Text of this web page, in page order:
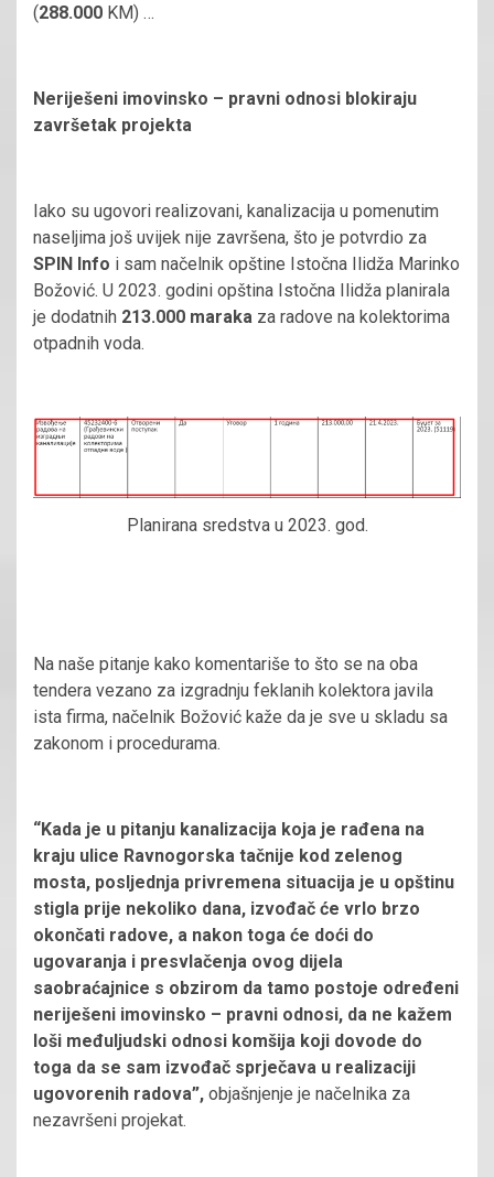
(288.000 KM) …
Neriješeni imovinsko – pravni odnosi blokiraju
završetak projekta
Iako su ugovori realizovani, kanalizacija u pomenutim
naseljima još uvijek nije završena, što je potvrdio za
SPIN Info i sam načelnik opštine Istočna Ilidža Marinko
Božović. U 2023. godini opština Istočna Ilidža planirala
je dodatnih 213.000 maraka za radove na kolektorima
otpadnih voda.
Planirana sredstva u 2023. god.
Na naše pitanje kako komentariše to što se na oba
tendera vezano za izgradnju feklanih kolektora javila
ista firma, načelnik Božović kaže da je sve u skladu sa
zakonom i procedurama.
“Kada je u pitanju kanalizacija koja je rađena na
kraju ulice Ravnogorska tačnije kod zelenog
mosta, posljednja privremena situacija je u opštinu
stigla prije nekoliko dana, izvođač će vrlo brzo
okončati radove, a nakon toga će doći do
ugovaranja i presvlačenja ovog dijela
saobraćajnice s obzirom da tamo postoje određeni
neriješeni imovinsko – pravni odnosi, da ne kažem
loši međuljudski odnosi komšija koji dovode do
toga da se sam izvođač sprječava u realizaciji
ugovorenih radova”, objašnjenje je načelnika za
nezavršeni projekat.